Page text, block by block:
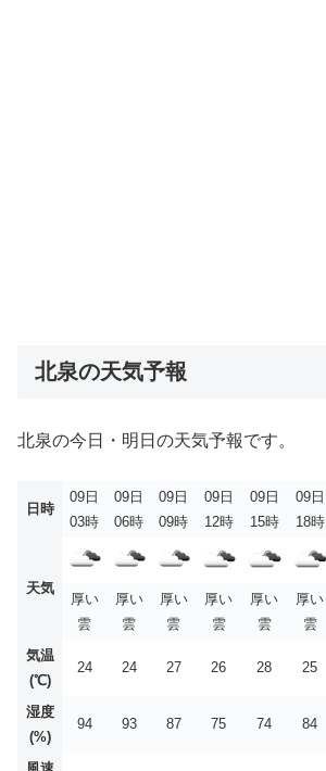
北泉の天気予報
北泉の今日・明日の天気予報です。
日時
09日
03時
09日
06時
09日
09時
09日
12時
09日
15時
09日
18時
天気
厚い
雲
厚い
雲
厚い
雲
厚い
雲
厚い
雲
厚い
雲
気温
(℃)
24 24 27 26 28 25
湿度
(%)
94 93 87 75 74 84